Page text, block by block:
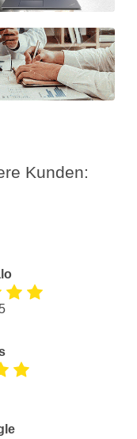
Kunden: